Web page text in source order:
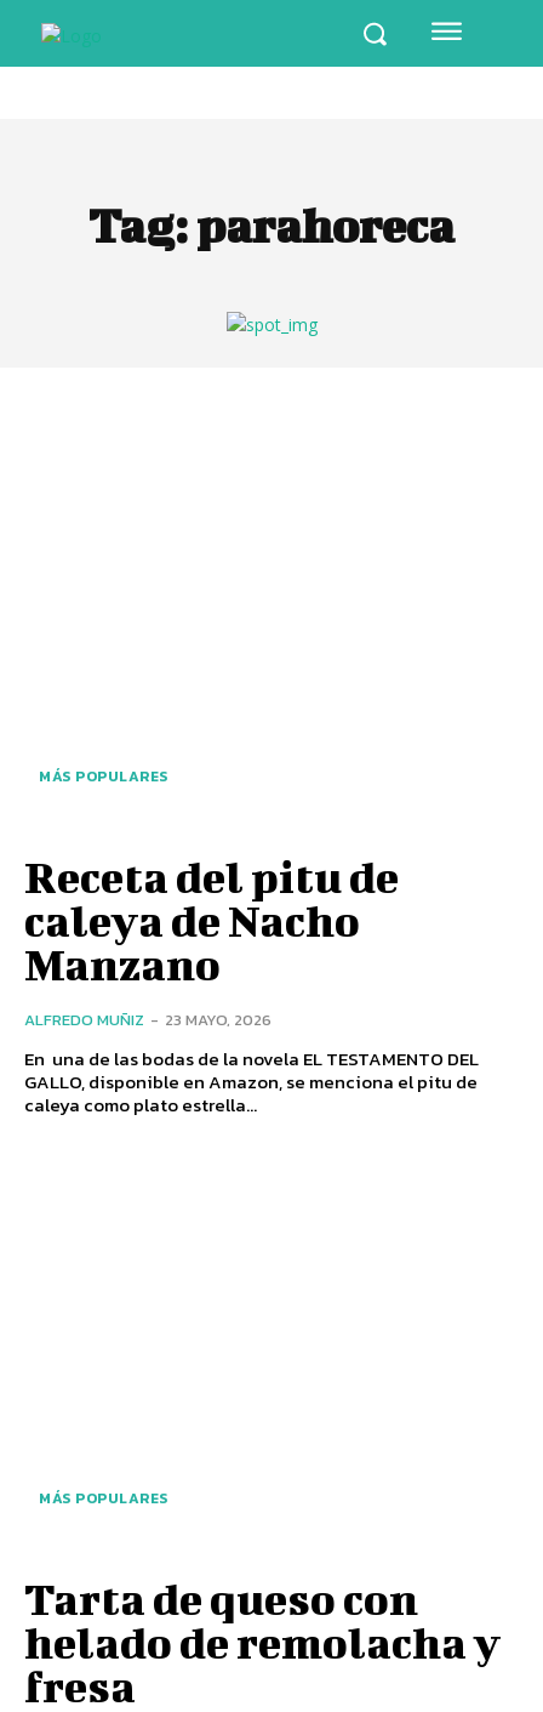
Tag:parahoreca
MÁS POPULARES
Receta del pitu de
caleya de Nacho
Manzano
ALFREDO MUÑIZ - 23 MAYO, 2026
En una de las bodas de la novela EL TESTAMENTO DEL
GALLO, disponible en Amazon, se menciona el pitu de
caleya como plato estrella...
MÁS POPULARES
Tarta de queso con
helado de remolacha y
fresa